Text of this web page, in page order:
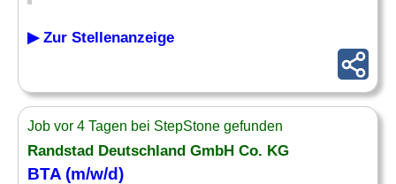
▶ Zur Stellenanzeige
Job vor 4 Tagen bei StepStone gefunden
Randstad Deutschland GmbH Co. KG
BTA (m/w/d)